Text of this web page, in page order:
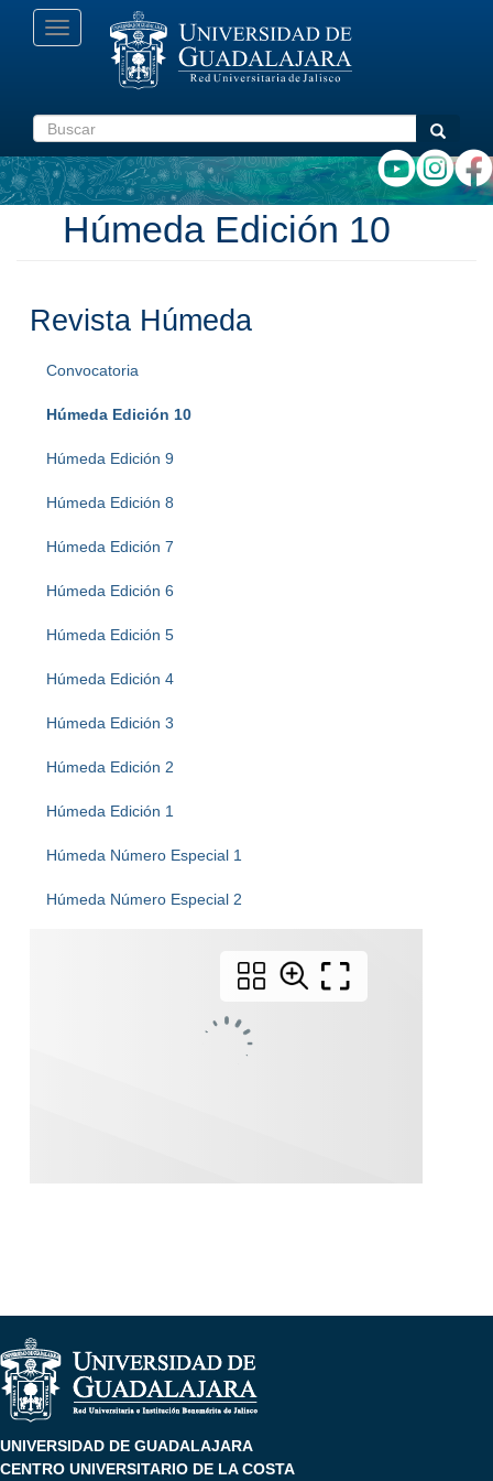
Pasar
Toggle
navigation
Buscar Buscar
Húmeda Edición 10
Revista Húmeda
Convocatoria
Húmeda Edición 10
Húmeda Edición 9
Húmeda Edición 8
Húmeda Edición 7
Húmeda Edición 6
Húmeda Edición 5
Húmeda Edición 4
Húmeda Edición 3
Húmeda Edición 2
Húmeda Edición 1
Húmeda Número Especial 1
Húmeda Número Especial 2
UNIVERSIDAD DE GUADALAJARA
CENTRO UNIVERSITARIO DE LA COSTA